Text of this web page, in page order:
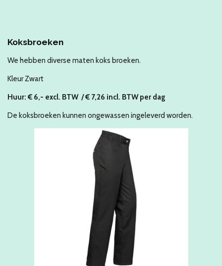
Koksbroeken
We hebben diverse maten koks broeken.
Kleur Zwart
Huur: € 6,- excl. BTW / € 7,26 incl. BTW per dag
De koksbroeken kunnen ongewassen ingeleverd worden.